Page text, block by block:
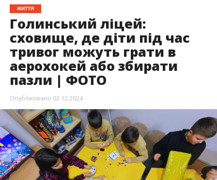
ЖИТТЯ
Голинський ліцей:
сховище, де діти під час
тривог можуть грати в
аерохокей або збирати
пазли | ФОТО
Опубліковано 02.12.2024